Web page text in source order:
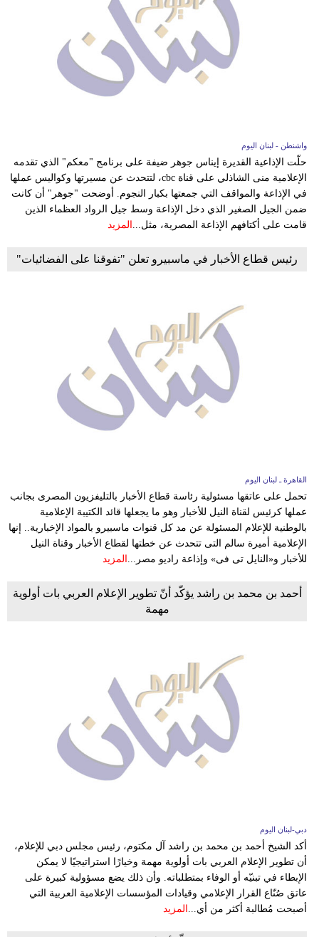
واشنطن - لبنان اليوم
حلّت الإذاعية القديرة إيناس جوهر ضيفة على برنامج "معكم" الذي تقدمه
الإعلامية منى الشاذلي على قناة cbc، لتتحدث عن مسيرتها وكواليس عملها
في الإذاعة والمواقف التي جمعتها بكبار النجوم. أوضحت "جوهر" أن كانت
ضمن الجيل الصغير الذي دخل الإذاعة وسط جيل الرواد العظماء الذين
قامت على أكتافهم الإذاعة المصرية، مثل...
المزيد
رئيس قطاع الأخبار في ماسبيرو تعلن "تفوقنا على الفضائيات"
القاهرة ـ لبنان اليوم
تحمل على عاتقها مسئولية رئاسة قطاع الأخبار بالتليفزيون المصرى بجانب
عملها كرئيس لقناة النيل للأخبار وهو ما يجعلها قائد الكتيبة الإعلامية
بالوطنية للإعلام المسئولة عن مد كل قنوات ماسبيرو بالمواد الإخبارية.. إنها
الإعلامية أميرة سالم التى تتحدث عن خطتها لقطاع الأخبار وقناة النيل
للأخبار و«النايل تى فى» وإذاعة راديو مصر... المزيد
أحمد بن محمد بن راشد يؤكّد أنّ تطوير الإعلام العربي بات أولوية
مهمة
دبي-لبنان اليوم
أكد الشيخ أحمد بن محمد بن راشد آل مكتوم، رئيس مجلس دبي للإعلام،
أن تطوير الإعلام العربي بات أولوية مهمة وخيارًا استراتيجيًا لا يمكن
الإبطاء في تبنيّه أو الوفاء بمتطلباته. وأن ذلك يضع مسؤولية كبيرة على
عاتق صُنّاع القرار الإعلامي وقيادات المؤسسات الإعلامية العربية التي
أصبحت مُطالبة أكثر من أي... المزيد